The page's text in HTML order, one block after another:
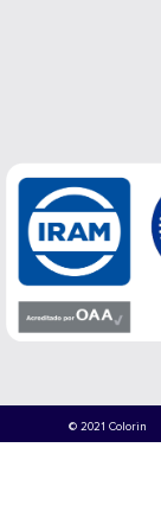
© 2021 Colorin